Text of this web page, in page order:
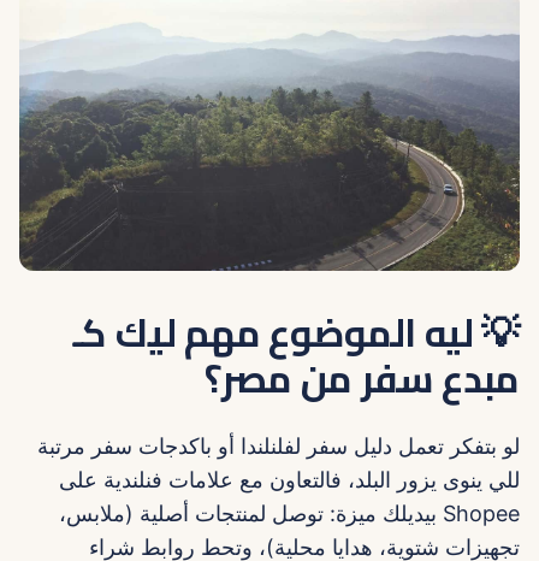
💡 ليه الموضوع مهم ليك كـ
مبدع سفر من مصر؟
لو بتفكر تعمل دليل سفر لفلنلندا أو باكدجات سفر مرتبة
للي ينوى يزور البلد، فالتعاون مع علامات فنلندية على
Shopee بيديلك ميزة: توصل لمنتجات أصلية (ملابس،
تجهيزات شتوية، هدايا محلية)، وتحط روابط شراء